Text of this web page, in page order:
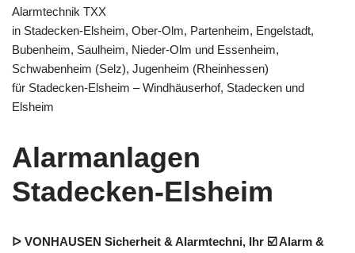
Alarmtechnik TXX
in Stadecken-Elsheim, Ober-Olm, Partenheim, Engelstadt,
Bubenheim, Saulheim, Nieder-Olm und Essenheim,
Schwabenheim (Selz), Jugenheim (Rheinhessen)
für Stadecken-Elsheim – Windhäuserhof, Stadecken und
Elsheim
Alarmanlagen
Stadecken-Elsheim
ᐅ VONHAUSEN Sicherheit & Alarmtechni, Ihr ☑️ Alarm &